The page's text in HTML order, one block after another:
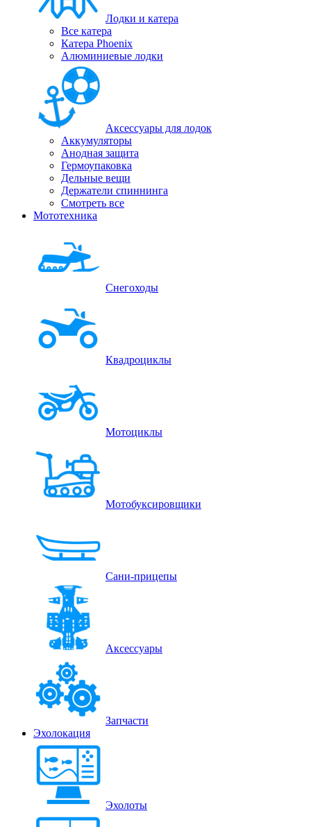
Лодки и катера
Все катера
Катера Phoenix
Алюминиевые лодки
Аксессуары для лодок
Аккумуляторы
Анодная защита
Гермоупаковка
Дельные вещи
Держатели спиннинга
Смотреть все
Мототехника
Снегоходы
Квадроциклы
Мотоциклы
Мотобуксировщики
Сани-прицепы
Аксессуары
Запчасти
Эхолокация
Эхолоты